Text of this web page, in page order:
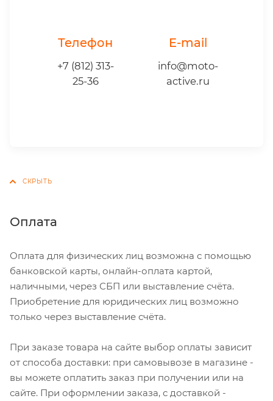
Телефон
+7 (812) 313-
25-36
E-mail
info@moto-
active.ru
Оплата
Оплата для физических лиц возможна с помощью
банковской карты, онлайн-оплата картой,
наличными, через СБП или выставление счёта.
Приобретение для юридических лиц возможно
только через выставление счёта.
При заказе товара на сайте выбор оплаты зависит
от способа доставки: при самовывозе в магазине -
вы можете оплатить заказ при получении или на
сайте. При оформлении заказа, с доставкой -